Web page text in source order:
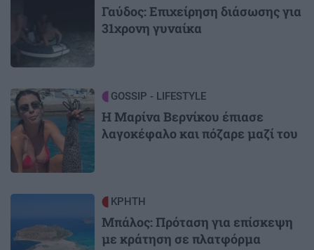
Γαύδος: Επιχείρηση διάσωσης για
31χρονη γυναίκα
Image GOSSIP - LIFESTYLE
Η Μαρίνα Βερνίκου έπιασε
λαγοκέφαλο και πόζαρε μαζί του
ΚΡΗΤΗ
Μπάλος: Πρόταση για επίσκεψη
με κράτηση σε πλατφόρμα